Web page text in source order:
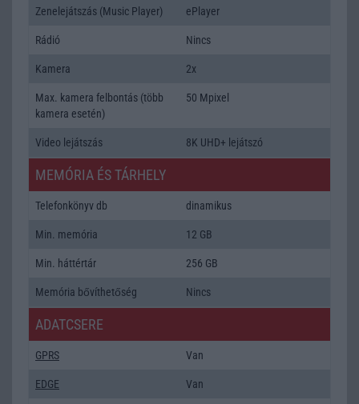
Zenelejátszás (Music Player) ePlayer
Rádió Nincs
Kamera 2x
Max. kamera felbontás (több
kamera esetén)
50 Mpixel
Video lejátszás 8K UHD+ lejátszó
MEMÓRIA ÉS TÁRHELY
Telefonkönyv db dinamikus
Min. memória 12 GB
Min. háttértár 256 GB
Memória bővíthetőség Nincs
ADATCSERE
GPRS Van
EDGE Van